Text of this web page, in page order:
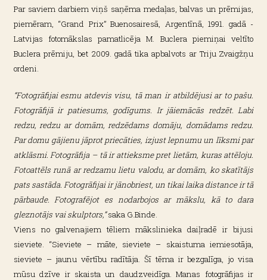
Par saviem darbiem viņš saņēma medaļas, balvas un prēmijas,
piemēram, “Grand Prix” Buenosairesā, Argentīnā, 1991. gadā -
Latvijas fotomākslas pamatlicēja M. Buclera piemiņai veltīto
Buclera prēmiju, bet 2009. gadā tika apbalvots ar Triju Zvaigžņu
ordeni.
“Fotogrāfijai esmu atdevis visu, tā man ir atbildējusi ar to pašu.
Fotogrāfijā ir patiesums, godīgums. Ir jāiemācās redzēt. Labi
redzu, redzu ar domām, redzēdams domāju, domādams redzu.
Par domu gājienu jāprot priecāties, izjust lepnumu un līksmi par
atklāsmi. Fotogrāfija – tā ir attieksme pret lietām, kuras attēloju.
Fotoattēls runā ar redzamu lietu valodu, ar domām, ko skatītājs
pats sastāda. Fotogrāfijai ir jānobriest, un tikai laika distance ir tā
pārbaude. Fotografējot es nodarbojos ar mākslu, kā to dara
gleznotājs vai skulptors,”saka G.Binde.
Viens no galvenajiem tēliem mākslinieka daiļradē ir bijusi
sieviete. “Sieviete – māte, sieviete – skaistuma iemiesotāja,
sieviete – jaunu vērtību radītāja. Šī tēma ir bezgalīga, jo visa
mūsu dzīve ir skaista un daudzveidīga. Manas fotogrāfijas ir